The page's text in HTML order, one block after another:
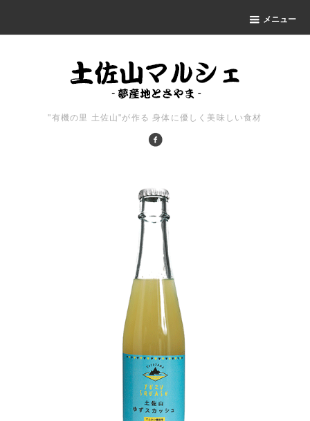
メニュー
"有機の里 土佐山"が作る 身体に優しく美味しい食材